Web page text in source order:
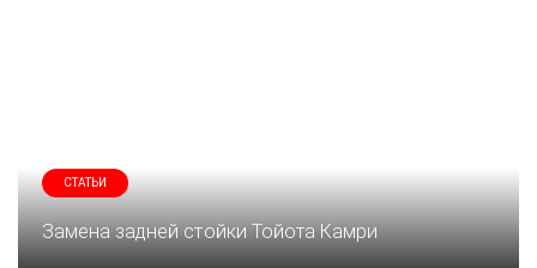
СТАТЬИ
Замена задней стойки Тойота Камри